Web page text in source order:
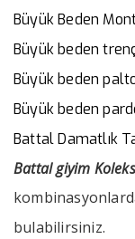
Büyük Beden
Büyük beden
Büyük beden
Büyük beden
Battal Damatlık
Battal giyim
bulabilirsiniz.